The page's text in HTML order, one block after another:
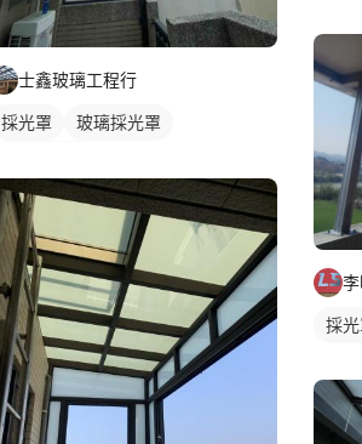
士鑫玻璃工程行
採光罩
玻璃採光罩
採